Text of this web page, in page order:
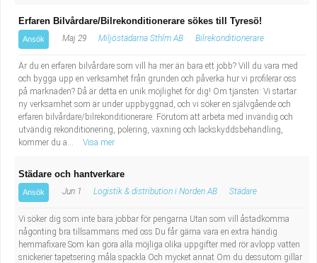
Erfaren Bilvårdare/Bilrekonditionerare sökes till Tyresö!
Ansök Maj 29 Miljöstädarna Sthlm AB Bilrekonditionerare
Är du en erfaren bilvårdare som vill ha mer än bara ett jobb? Vill du vara med
och bygga upp en verksamhet från grunden och påverka hur vi profilerar oss
på marknaden? Då är detta en unik möjlighet för dig! Om tjänsten: Vi startar
ny verksamhet som är under uppbyggnad, och vi söker en självgående och
erfaren bilvårdare/bilrekonditionerare. Förutom att arbeta med invändig och
utvändig rekonditionering, polering, vaxning och lackskyddsbehandling,
kommer du a...
Visa mer
Städare och hantverkare
Ansök Jun 1 Logistik & distribution i Norden AB Städare
Vi söker dig som inte bara jobbar för pengarna Utan som vill åstadkomma
någonting bra tillsammans med oss Du får gärna vara en extra händig
hemmafixare Som kan göra alla möjliga olika uppgifter med rör avlopp vatten
snickerier tapetsering måla spackla Och mycket annat Om du dessutom gillar